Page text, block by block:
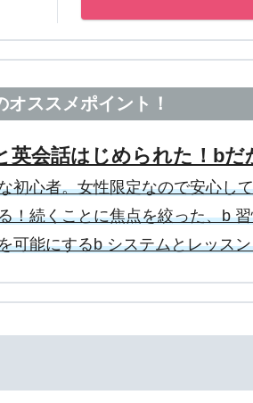
オススメポイント！
英会話はじめられた！bだ
初心者。女性限定なので安心し
！続くことに焦点を絞った、b
可能にするb システムとレッス